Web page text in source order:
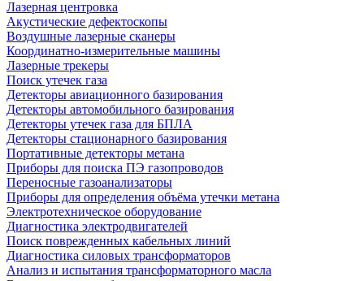
Лазерная центровка
Акустические дефектоскопы
Воздушные лазерные сканеры
Координатно-измерительные машины
Лазерные трекеры
Поиск утечек газа
Детекторы авиационного базирования
Детекторы автомобильного базирования
Детекторы утечек газа для БПЛА
Детекторы стационарного базирования
Портативные детекторы метана
Приборы для поиска ПЭ газопроводов
Переносные газоанализаторы
Приборы для определения объёма утечки метана
Электротехническое оборудование
Диагностика электродвигателей
Поиск поврежденных кабельных линий
Диагностика силовых трансформаторов
Анализ и испытания трансформаторного масла